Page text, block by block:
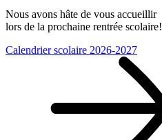
Nous avons hâte de vous accueillir
lors de la prochaine rentrée scolaire!
Calendrier scolaire 2026-2027